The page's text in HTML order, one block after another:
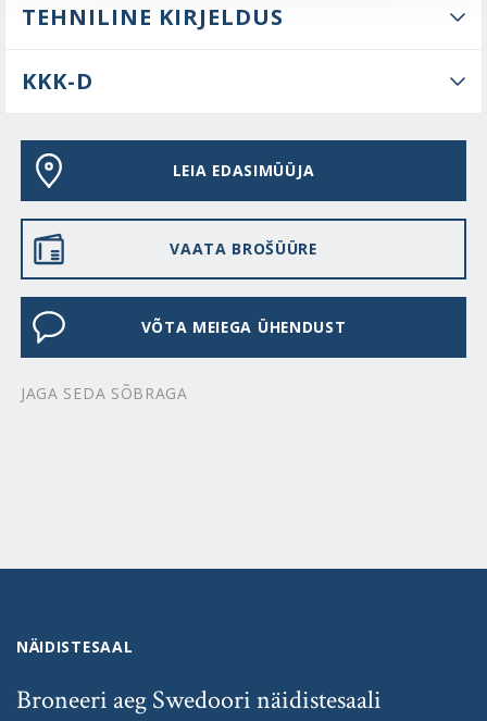
TEHNILINE KIRJELDUS
KKK-D
LEIA EDASIMÜÜJA
VAATA BROŠÜÜRE
VÕTA MEIEGA ÜHENDUST
JAGA SEDA SÕBRAGA
NÄIDISTESAAL
Broneeri aeg Swedoori näidistesaali